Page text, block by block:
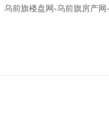
前旗楼盘网-乌前旗房产